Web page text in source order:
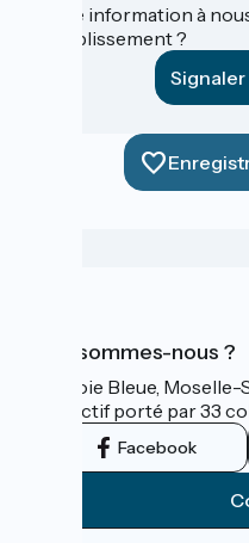
Une information à
établissement ?
Qui sommes-nous ?
La Voie Bleue,
collectif porté par 33
Facebook